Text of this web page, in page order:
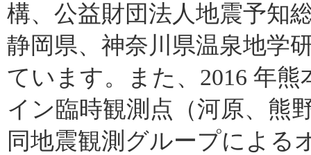
構、公益財団法人地震予知
静岡県、神奈川県温泉地学
ています。また、2016 年
イン臨時観測点（河原、熊
同地震観測グループによる